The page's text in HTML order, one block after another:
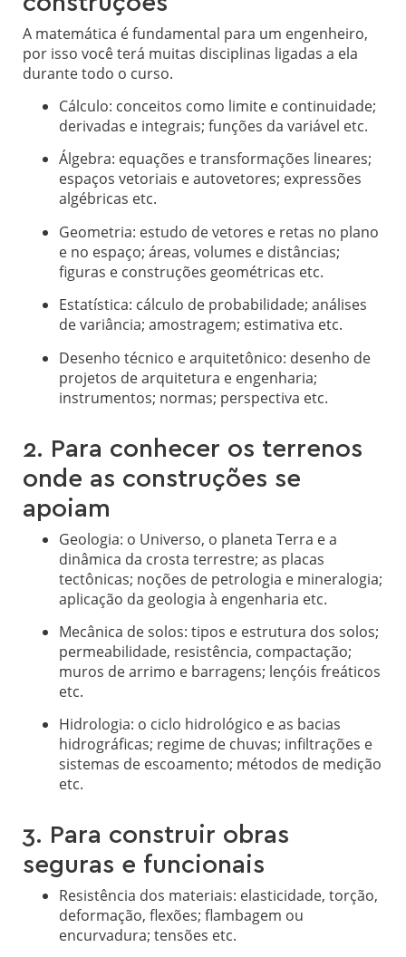
A matemática é fundamental para um engenheiro,
por isso você terá muitas disciplinas ligadas a ela
durante todo o curso.
Cálculo: conceitos como limite e continuidade;
derivadas e integrais; funções da variável etc.
Álgebra: equações e transformações lineares;
espaços vetoriais e autovetores; expressões
algébricas etc.
Geometria: estudo de vetores e retas no plano
e no espaço; áreas, volumes e distâncias;
figuras e construções geométricas etc.
Estatística: cálculo de probabilidade; análises
de variância; amostragem; estimativa etc.
Desenho técnico e arquitetônico: desenho de
projetos de arquitetura e engenharia;
instrumentos; normas; perspectiva etc.
2. Para conhecer os terrenos
onde as construções se
apoiam
Geologia: o Universo, o planeta Terra e a
dinâmica da crosta terrestre; as placas
tectônicas; noções de petrologia e mineralogia;
aplicação da geologia à engenharia etc.
Mecânica de solos: tipos e estrutura dos solos;
permeabilidade, resistência, compactação;
muros de arrimo e barragens; lençóis freáticos
etc.
Hidrologia: o ciclo hidrológico e as bacias
hidrográficas; regime de chuvas; infiltrações e
sistemas de escoamento; métodos de medição
etc.
3. Para construir obras
seguras e funcionais
Resistência dos materiais: elasticidade, torção,
deformação, flexões; flambagem ou
encurvadura; tensões etc.